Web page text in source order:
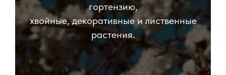
гортензию,
хвойные, декоративные и лиственные
растения.